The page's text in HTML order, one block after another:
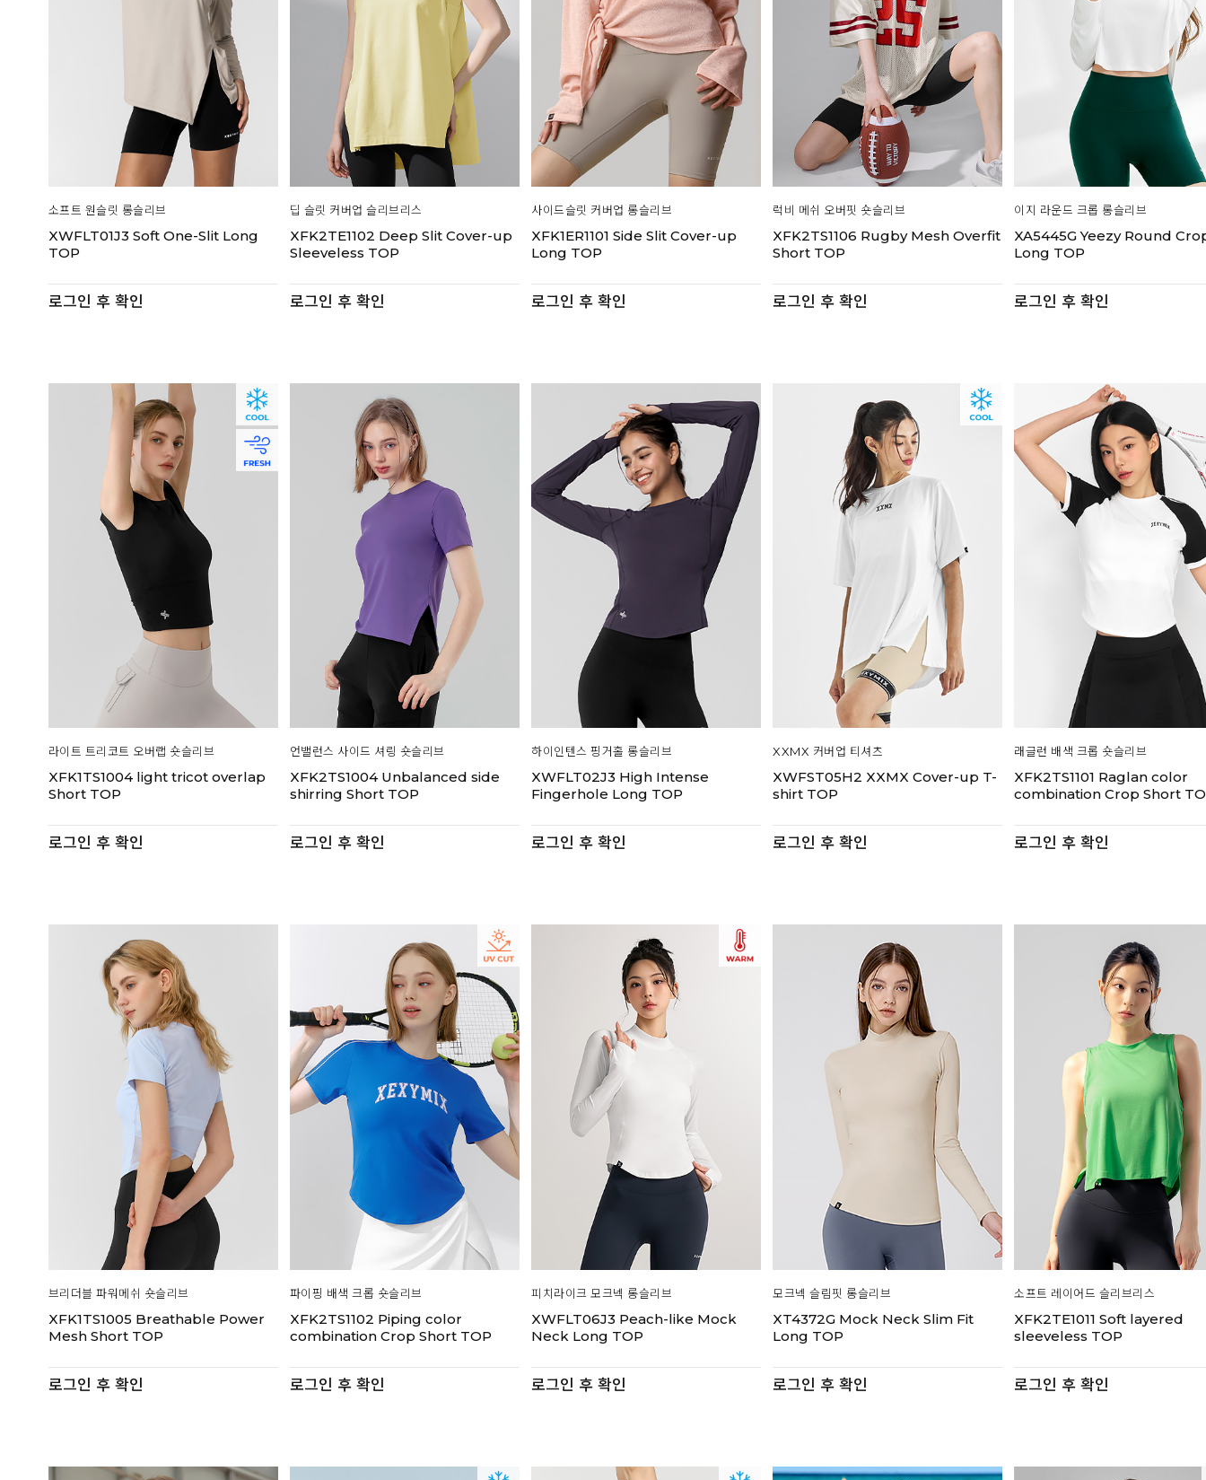
소프트 원슬릿 롱슬리브
XWFLT01J3 Soft One-Slit Long
TOP
로그인 후 확인
딥 슬릿 커버업 슬리브리스
XFK2TE1102 Deep Slit Cover-up
Sleeveless TOP
로그인 후 확인
사이드슬릿 커버업 롱슬리브
XFK1ER1101 Side Slit Cover-up
Long TOP
로그인 후 확인
럭비 메쉬 오버핏 숏슬리브
XFK2TS1106 Rugby Mesh Overfit
Short TOP
로그인 후 확인
이지 라운드 크롭 롱슬리브
XA5445G Yeezy Round
Long TOP
로그인 후 확인
라이트 트리코트 오버랩 숏슬리브
XFK1TS1004 light tricot overlap
Short TOP
로그인 후 확인
언밸런스 사이드 셔링 숏슬리브
XFK2TS1004 Unbalanced side
shirring Short TOP
로그인 후 확인
하이인텐스 핑거홀 롱슬리브
XWFLT02J3 High Intense
Fingerhole Long TOP
로그인 후 확인
XXMX 커버업 티셔츠
XWFST05H2 XXMX Cover-up T-
shirt TOP
로그인 후 확인
래글런 배색 크롭 숏슬리브
XFK2TS1101 Raglan color
combination Crop Short
로그인 후 확인
브리더블 파워메쉬 숏슬리브
XFK1TS1005 Breathable Power
Mesh Short TOP
로그인 후 확인
파이핑 배색 크롭 숏슬리브
XFK2TS1102 Piping color
combination Crop Short TOP
로그인 후 확인
피치라이크 모크넥 롱슬리브
XWFLT06J3 Peach-like Mock
Neck Long TOP
로그인 후 확인
모크넥 슬림핏 롱슬리브
XT4372G Mock Neck Slim Fit
Long TOP
로그인 후 확인
소프트 레이어드 슬리브리스
XFK2TE1011 Soft layered
sleeveless TOP
로그인 후 확인